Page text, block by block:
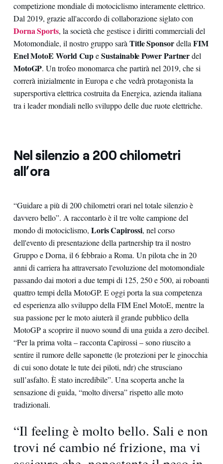
competizione mondiale di motociclismo interamente elettrico.
Dal 2019, grazie all'accordo di collaborazione siglato con
Dorna Sports, la società che gestisce i diritti commerciali del
Motomondiale, il nostro gruppo saràTitle SponsordellaFIM
Enel MotoE World CupeSustainable Power Partnerdel
MotoGP. Un trofeo monomarca che partirà nel 2019, che si
correrà inizialmente in Europa e che vedrà protagonista la
supersportiva elettrica costruita da Energica, azienda italiana
tra i leader mondiali nello sviluppo delle due ruote elettriche.
Nel silenzio a 200 chilometri
all’ora
“Guidare a più di 200 chilometri orari nel totale silenzio è
davvero bello”. A raccontarlo è il tre volte campione del
mondo di motociclismo, Loris Capirossi, nel corso
dell'evento di presentazione della partnership tra il nostro
Gruppo e Dorna, il 6 febbraio a Roma. Un pilota che in 20
anni di carriera ha attraversato l'evoluzione del motomondiale
passando dai motori a due tempi di 125, 250 e 500, ai roboanti
quattro tempi della MotoGP. E oggi porta la sua competenza
ed esperienza allo sviluppo della FIM Enel MotoE, mentre la
sua passione per le moto aiuterà il grande pubblico della
MotoGP a scoprire il nuovo sound di una guida a zero decibel.
“Per la prima volta – racconta Capirossi – sono riuscito a
sentire il rumore delle saponette (le protezioni per le ginocchia
di cui sono dotate le tute dei piloti, ndr) che strusciano
sull’asfalto. È stato incredibile”. Una scoperta anche la
sensazione di guida, “molto diversa” rispetto alle moto
tradizionali.
“Il feeling è molto bello. Sali e non
trovi né cambio né frizione, ma vi